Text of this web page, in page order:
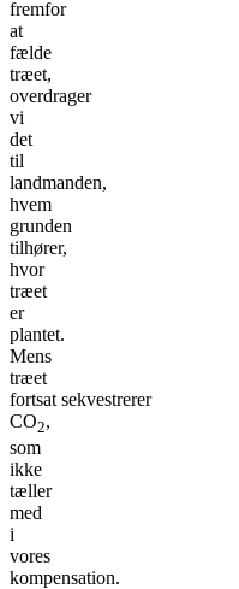
fremfor
at
fælde
træet,
overdrager
vi
det
til
landmanden,
hvem
grunden
tilhører,
hvor
træet
er
plantet.
Mens
træet
fortsat sekvestrerer
CO2,
som
ikke
tæller
med
i
vores
kompensation.